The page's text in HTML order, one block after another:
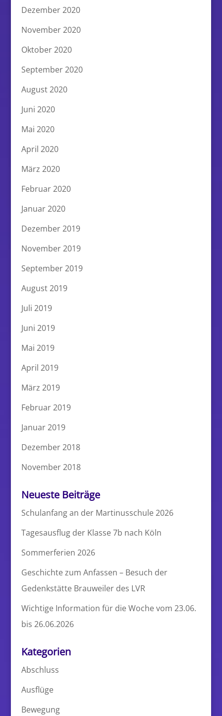
Dezember 2020
November 2020
Oktober 2020
September 2020
August 2020
Juni 2020
Mai 2020
April 2020
März 2020
Februar 2020
Januar 2020
Dezember 2019
November 2019
September 2019
August 2019
Juli 2019
Juni 2019
Mai 2019
April 2019
März 2019
Februar 2019
Januar 2019
Dezember 2018
November 2018
Neueste Beiträge
Schulanfang an der Martinusschule 2026
Tagesausflug der Klasse 7b nach Köln
Sommerferien 2026
Geschichte zum Anfassen – Besuch der
Gedenkstätte Brauweiler des LVR
Wichtige Information für die Woche vom 23.06.
bis 26.06.2026
Kategorien
Abschluss
Ausflüge
Bewegung